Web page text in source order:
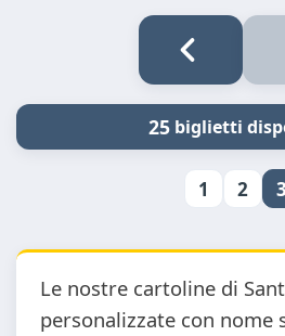
25biglietti
1 2 3
Le nostre cartoline di
personalizzate con nome